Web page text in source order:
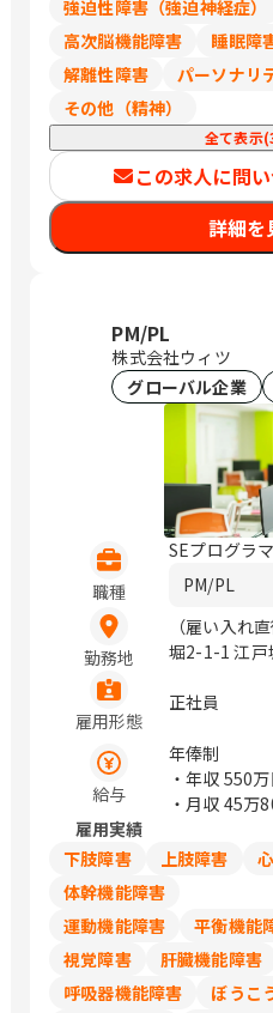
強迫性障害（強迫神経症）
高次脳機能障害
睡眠障
解離性障害
パーソナリ
その他（精神）
全て表示
この求人に問
詳細を
PM/PL
株式会社ウィツ
グローバル企業
職種
SEプログラマ
PM/PL
勤務地
（雇い入れ
堀2-1-1 江戸
雇用形態
正社員
給与
年俸制
・年収 550
・月収 45万
雇用実績
下肢障害
上肢障害
体幹機能障害
運動機能障害
平衡機能
視覚障害
肝臓機能障害
呼吸器機能障害
ぼうこ